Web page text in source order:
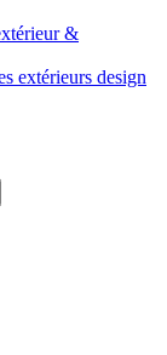
&
extérieurs design